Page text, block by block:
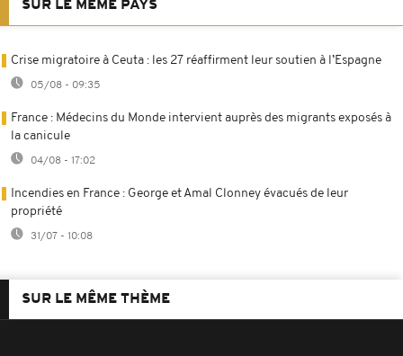
SUR LE MÊME PAYS
Crise migratoire à Ceuta : les 27 réaffirment leur soutien à l’Espagne
05/08 - 09:35
France : Médecins du Monde intervient auprès des migrants exposés à
la canicule
04/08 - 17:02
Incendies en France : George et Amal Clonney évacués de leur
propriété
31/07 - 10:08
SUR LE MÊME THÈME